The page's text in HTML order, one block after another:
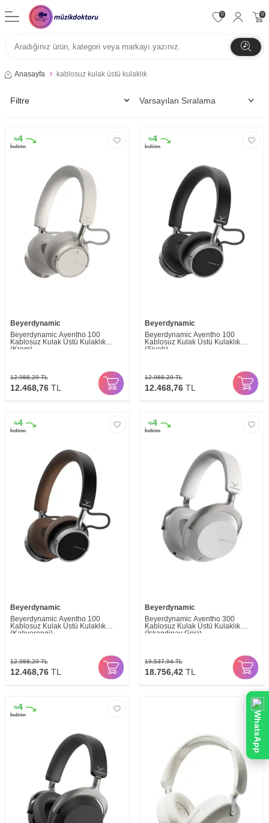
0 0
Anasayfa kablosuz kulak üstü kulaklık
Filtre
%4
İndirim
Beyerdynamic
Beyerdynamic Aventho 100
Kablosuz Kulak Üstü Kulaklık
(Krem)
12.988,29TL
12.468,76 TL
%4
İndirim
Beyerdynamic
Beyerdynamic Aventho 100
Kablosuz Kulak Üstü Kulaklık
(Siyah)
12.988,29TL
12.468,76 TL
%4
İndirim
Beyerdynamic
Beyerdynamic Aventho 100
Kablosuz Kulak Üstü Kulaklık
(Kahverengi)
12.988,29TL
12.468,76 TL
%4
İndirim
Beyerdynamic
Beyerdynamic Aventho 300
Kablosuz Kulak Üstü Kulaklık
(İskandinav Grisi)
19.537,94TL
18.756,42 TL
%4
İndirim WhatsApp